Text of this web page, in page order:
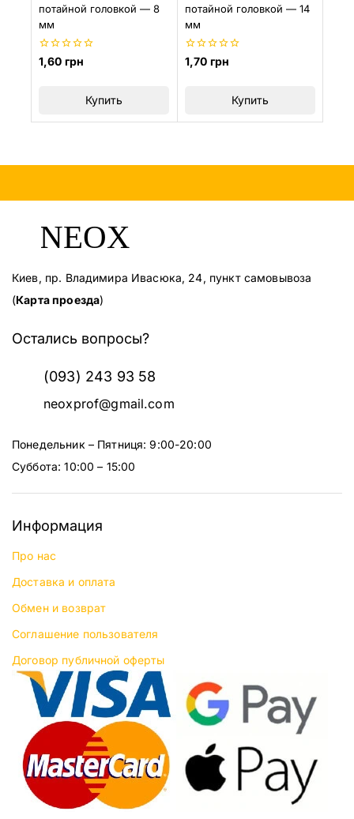
потайной головкой — 8
мм
0
из
1,60 грн
Купить
потайной головкой — 14
мм
0
из
1,70 грн
Купить
Киев, пр. Владимира Ивасюка, 24, пункт самовывоза
(Карта проезда)
Остались вопросы?
(093) 243 93 58
neoxprof@gmail.com
Понедельник – Пятниця: 9:00-20:00
Суббота: 10:00 – 15:00
Информация
Про нас
Доставка и оплата
Обмен и возврат
Соглашение пользователя
Договор публичной оферты